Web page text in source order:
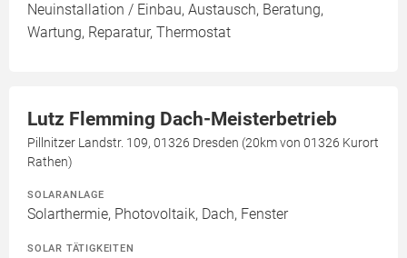
Neuinstallation / Einbau, Austausch, Beratung,
Wartung, Reparatur, Thermostat
Lutz Flemming Dach-Meisterbetrieb
Pillnitzer Landstr. 109, 01326 Dresden (20km von 01326 Kurort
Rathen)
SOLARANLAGE
Solarthermie, Photovoltaik, Dach, Fenster
SOLAR TÄTIGKEITEN